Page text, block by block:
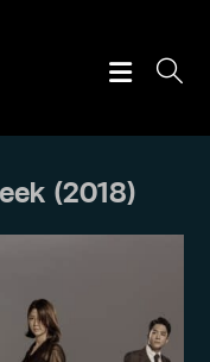
(2018)